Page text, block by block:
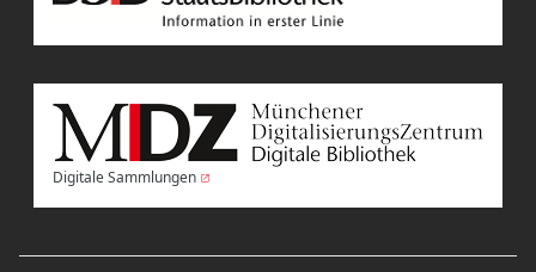
Digitale Sammlungen